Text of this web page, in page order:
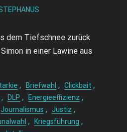
dem Tiefschnee zurück
in einer Lawine aus
, Briefwahl , Clickbait ,
, DLP , Energieeffizienz ,
Journalismus , Justiz ,
, Kriegsführung ,